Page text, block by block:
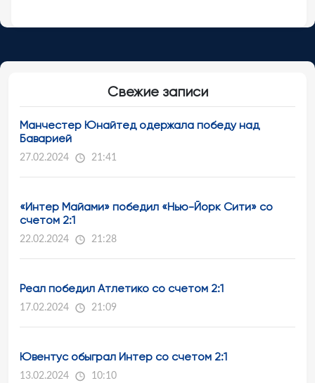
Свежие записи
Манчестер Юнайтед одержала победу над
Баварией
27.02.2024 21:41
«Интер Майами» победил «Нью-Йорк Сити» со
счетом 2:1
22.02.2024 21:28
Реал победил Атлетико со счетом 2:1
17.02.2024 21:09
Ювентус обыграл Интер со счетом 2:1
13.02.2024 10:10